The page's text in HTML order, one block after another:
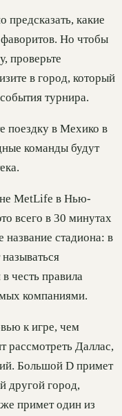
какие
Но чтобы
проверьте
в город, который
турнира.
поездку в Мехико в
команды будут
MetLife в Нью-
всего в 30 минутах
стадиона: в
правила
компаниями.
к игре, чем
рассмотреть Даллас,
Большой D примет
другой город,
примет один из